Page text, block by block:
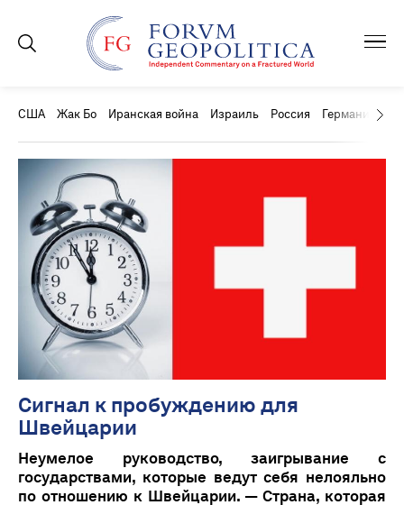
США Жак Бо Иранская война Израиль Россия Германия
Сигнал к пробуждению для
Швейцарии
Неумелое руководство, заигрывание с
государствами, которые ведут себя нелояльно
по отношению к Швейцарии. — Страна, которая